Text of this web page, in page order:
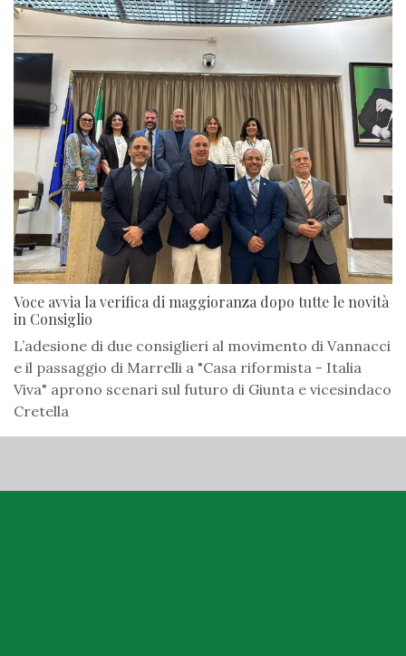
Voce avvia la verifica di maggioranza dopo tutte le novità
in Consiglio
L’adesione di due consiglieri al movimento di Vannacci
e il passaggio di Marrelli a "Casa riformista - Italia
Viva" aprono scenari sul futuro di Giunta e vicesindaco
Cretella